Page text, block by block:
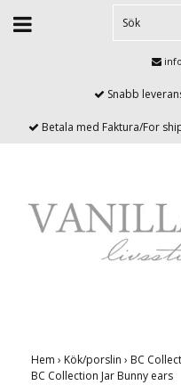
Snabb
Betala med Faktura/For
Hem › Kök/porslin › BC
BC Collection Jar Bunny ears